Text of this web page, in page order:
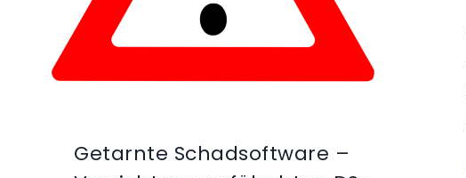
Getarnte Schadsoftware –